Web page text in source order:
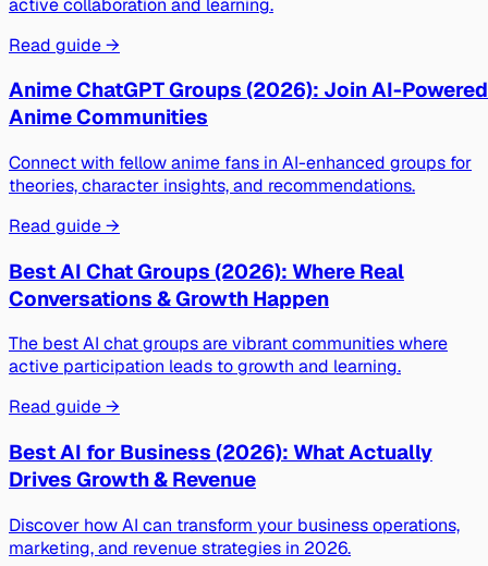
Read guide →
Anime ChatGPT Groups (2026): Join AI-Powered
Anime Communities
Connect with fellow anime fans in AI-enhanced groups for
theories, character insights, and recommendations.
Read guide →
Best AI Chat Groups (2026): Where Real
Conversations & Growth Happen
The best AI chat groups are vibrant communities where
active participation leads to growth and learning.
Read guide →
Best AI for Business (2026): What Actually
Drives Growth & Revenue
Discover how AI can transform your business operations,
marketing, and revenue strategies in 2026.